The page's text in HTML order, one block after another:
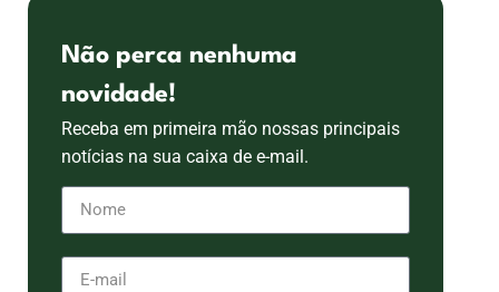
Não perca nenhuma
novidade!
Receba em primeira mão nossas principais
notícias na sua caixa de e-mail.